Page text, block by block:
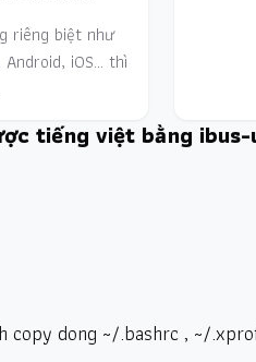
riêng biệt như
iOS... thì
tiếng việt bằng
copy dong ~/.bashrc , ~/